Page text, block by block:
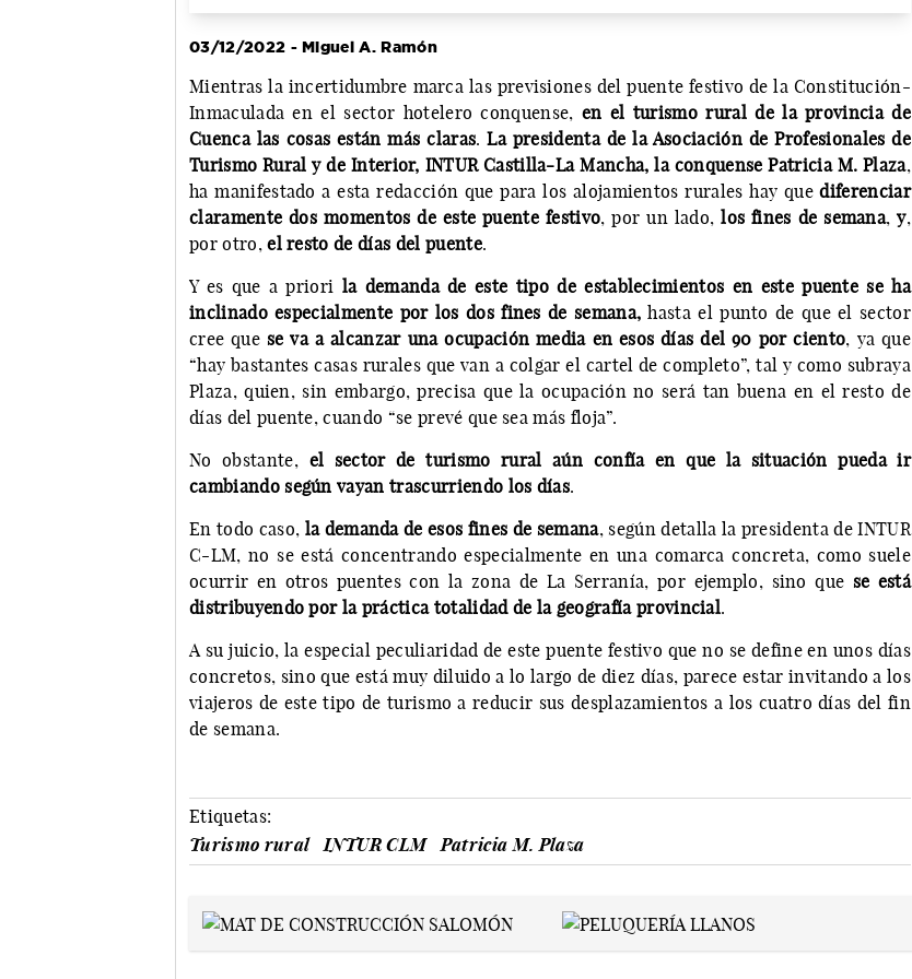
03/12/2022 - Miguel A. Ramón
Mientras la incertidumbre marca las previsiones del puente festivo de la Constitución-
Inmaculada en el sector hotelero conquense, en el turismo rural de la provincia de
Cuenca las cosas están más claras.La presidenta de la Asociación de Profesionales de
Turismo Rural y de Interior, INTUR Castilla-La Mancha, la conquense Patricia M. Plaza,
ha manifestado a esta redacción que para los alojamientos rurales hay quediferenciar
claramente dos momentos de este puente festivo, por un lado,los fines de semana,y,
por otro,el resto de días del puente.
Y es que a priori la demanda de este tipo de establecimientos en este puente se ha
inclinado especialmente por los dos fines de semana,hasta el punto de que el sector
cree que se va a alcanzar una ocupación media en esos días del 90 por ciento, ya que
“hay bastantes casas rurales que van a colgar el cartel de completo”, tal y como subraya
Plaza, quien, sin embargo, precisa que la ocupación no será tan buena en el resto de
días del puente, cuando “se prevé que sea más floja”.
No obstante, el sector de turismo rural aún confía en que la situación pueda ir
cambiando según vayan trascurriendo los días.
En todo caso, la demanda de esos fines de semana, según detalla la presidenta de INTUR
C-LM, no se está concentrando especialmente en una comarca concreta, como suele
ocurrir en otros puentes con la zona de La Serranía, por ejemplo, sino que se está
distribuyendo por la práctica totalidad de la geografía provincial.
A su juicio, la especial peculiaridad de este puente festivo que no se define en unos días
concretos, sino que está muy diluido a lo largo de diez días, parece estar invitando a los
viajeros de este tipo de turismo a reducir sus desplazamientos a los cuatro días del fin
de semana.
Etiquetas:
Turismo rural
INTUR CLM Patricia M. Plaza